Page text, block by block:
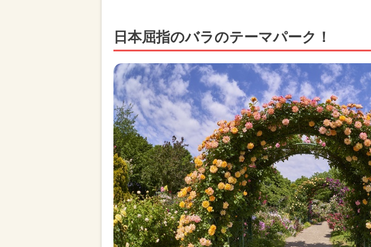
日本屈指のバラのテーマパーク！